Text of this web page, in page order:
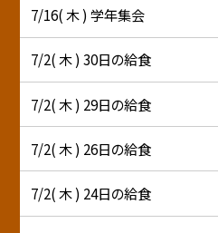
7/16( 木 ) 学年集会
7/2( 木 ) 30日の給食
7/2( 木 ) 29日の給食
7/2( 木 ) 26日の給食
7/2( 木 ) 24日の給食